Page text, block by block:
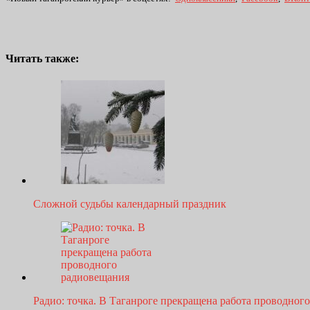
Читать также:
Сложной судьбы календарный праздник
Радио: точка. В Таганроге прекращена работа